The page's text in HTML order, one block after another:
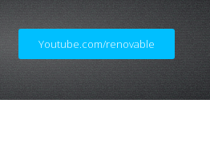
Youtube.com/renovable